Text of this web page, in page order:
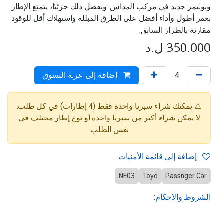
وبوليمر جديد في مركب المداس. وبفضل ذلك جزئيًا، يتمتع الإطار
بعمر أطول وأداء أفضل على الطرق المبللة واستهلاك أقل للوقود
مقارنة بالطراز السابق.
350.000 ل.د
إضافة إلى عربة التسوق
⚠️ يمكنك شراء سيريا واحدة فقط (4 إطارات) في كل طلب.
لا يمكن شراء أكثر من سيريا واحدة أو نوع إطار مختلف في
نفس الطلب.
Passnger Car
Toyo
NE03
الشروط والاحكام: